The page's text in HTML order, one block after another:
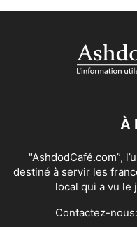
À
"AshdodCafé.com”,
destiné à servir les
local qui a vu le
Contactez-nous: